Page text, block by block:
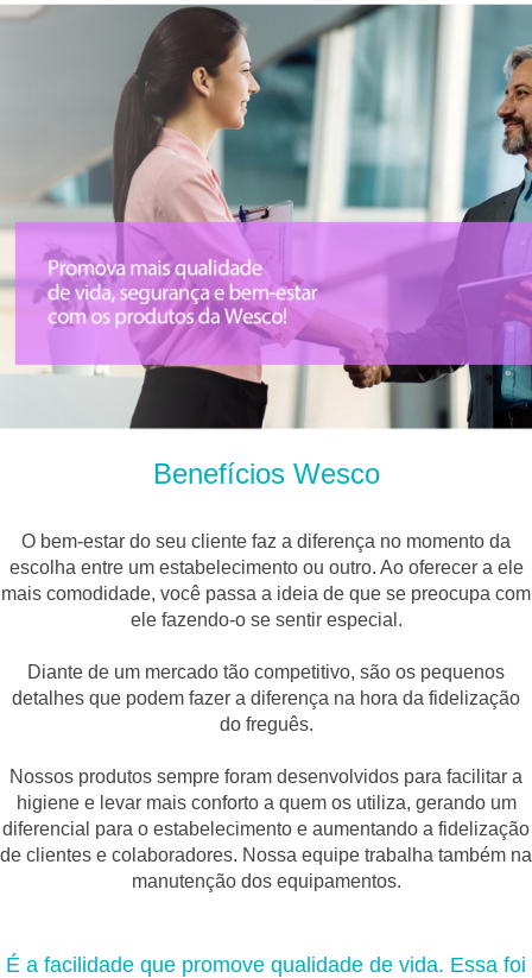
Benefícios Wesco
O bem-estar do seu cliente faz a diferença no momento da
escolha entre um estabelecimento ou outro. Ao oferecer a ele
mais comodidade, você passa a ideia de que se preocupa com
ele fazendo-o se sentir especial.
Diante de um mercado tão competitivo, são os pequenos
detalhes que podem fazer a diferença na hora da fidelização
do freguês.
Nossos produtos sempre foram desenvolvidos para facilitar a
higiene e levar mais conforto a quem os utiliza, gerando um
diferencial para o estabelecimento e aumentando a fidelização
de clientes e colaboradores. Nossa equipe trabalha também na
manutenção dos equipamentos.
É a facilidade que promove qualidade de vida. Essa foi